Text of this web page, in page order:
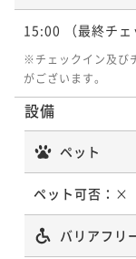
【連泊割引】3連
き）
【キャッシュレ
シンプルステイ
朝食付き 現地決済可
【キャッシュレ
ポイントアップ
がお得～予約30
朝食付き 現地決済可
【直前割】ベス
15:00 （最終チ
※チェックイン及び
がございます。
設備
ペット
ペット可否： ×
バリアフリ